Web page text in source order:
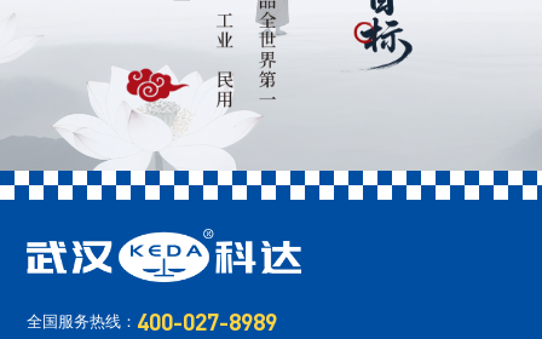
全国服务热线： 400-027-8989